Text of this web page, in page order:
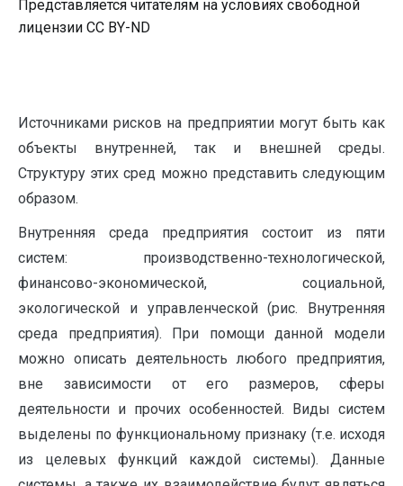
Представляется читателям на условиях свободной
лицензии CC BY-ND
Источниками рисков на предприятии могут быть как
объекты внутренней, так и внешней среды.
Структуру этих сред можно представить следующим
образом.
Внутренняя среда предприятия состоит из пяти
систем: производственно-технологической,
финансово-экономической, социальной,
экологической и управленческой (рис. Внутренняя
среда предприятия). При помощи данной модели
можно описать деятельность любого предприятия,
вне зависимости от его размеров, сферы
деятельности и прочих особенностей. Виды систем
выделены по функциональному признаку (т.е. исходя
из целевых функций каждой системы). Данные